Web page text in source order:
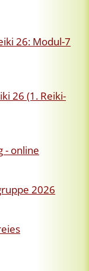
26: Modul-7
26 (1. Reiki-
- online
2026